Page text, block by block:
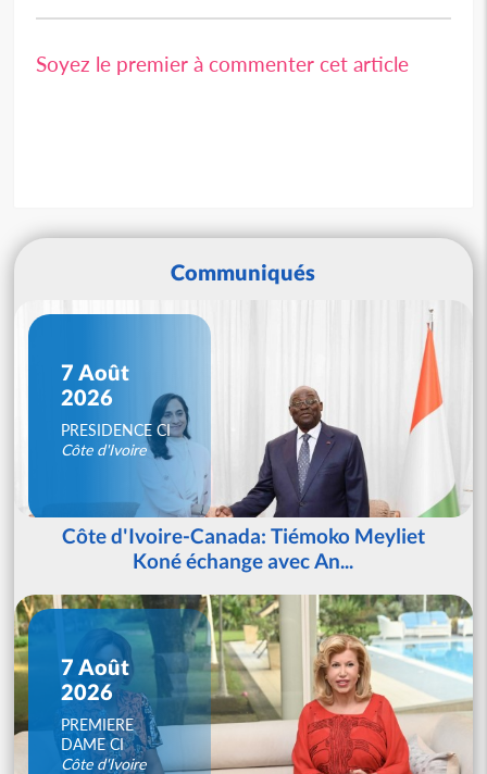
Soyez le premier à commenter cet article
Communiqués
7 Août
2026
PRESIDENCE CI
Côte d'Ivoire
Côte d'Ivoire-Canada: Tiémoko Meyliet
Koné échange avec An...
7 Août
2026
PREMIERE
DAME CI
Côte d'Ivoire